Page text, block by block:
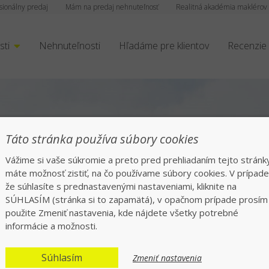
Realitná akadémia maklérov
Mám na predaj nehnuteľnosť
predaj
Nehnuteľnosti Hľadáme pre klientov Recenzie
vyhľadávanej
Táto stránka používa súbory cookies
Vážime si vaše súkromie a preto pred prehliadaním tejto
máte možnosť zistiť, na čo používame súbory cookies. V
že súhlasíte s prednastavenými nastaveniami, kliknite na
SÚHLASÍM (stránka si to zapamätá), v opačnom prípade prosím
použite Zmeniť nastavenia, kde nájdete všetky potrebné
informácie a možnosti.
Súhlasím Zmeniť nastavenia